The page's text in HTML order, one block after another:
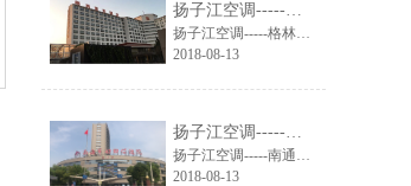
扬子江空调-----格林东方酒店引进扬子江组合式空调机组
扬子江空调-----格林东方酒店引进扬子江组合式空调机组
2018-08-13
扬子江空调-----南通市妇幼保健院就通风系统与扬子江空调达成一致
扬子江空调-----南通市妇幼保健院就通风系统与扬子江空调达成一致
2018-08-13